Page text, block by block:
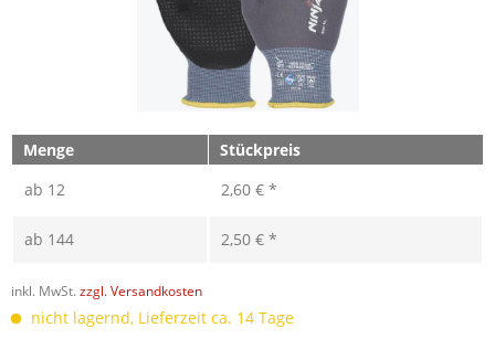
Menge
Stückpreis
ab 12 2,60 € *
ab 144 2,50 € *
inkl. MwSt. zzgl. Versandkosten
nicht lagernd, Lieferzeit ca. 14 Tage